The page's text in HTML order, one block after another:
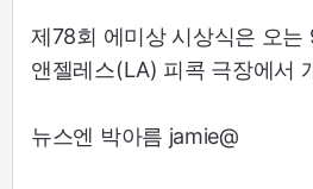
제78회 에미상 시상식은 오는
앤젤레스(LA) 피콕 극장에서
뉴스엔 박아름 jamie@